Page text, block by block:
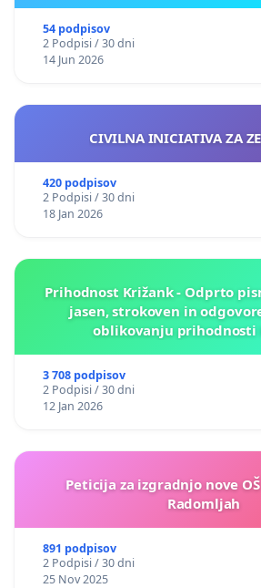
54 podpisov
2 Podpisi / 30 dni
14 Jun 2026
CIVILNA INICIATIVA ZA
420 podpisov
2 Podpisi / 30 dni
18 Jan 2026
Prihodnost Križank - Odprto
jasen, strokoven in
oblikovanju prihodnosti
3 708 podpisov
2 Podpisi / 30 dni
12 Jan 2026
Peticija za izgradnjo nove
Radomljah
891 podpisov
2 Podpisi / 30 dni
25 Nov 2025